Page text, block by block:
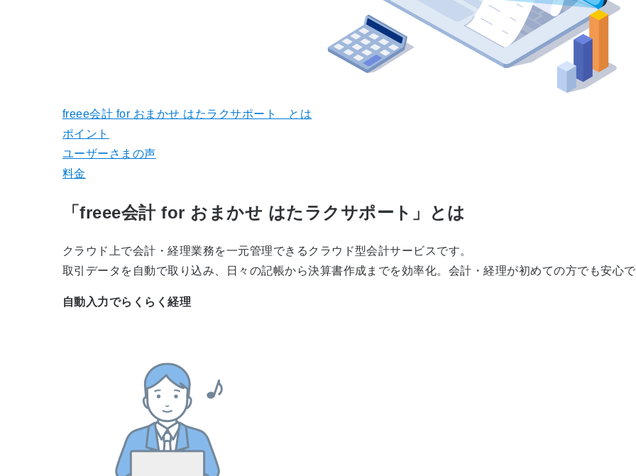
freee会計 for おまかせ はたラクサポート とは
ポイント
ユーザーさまの声
料金
「freee会計 for おまかせ はたラクサポート」とは
クラウド上で会計・経理業務を一元管理できるクラウド型会計サービスです。
取引データを自動で取り込み、日々の記帳から決算書作成までを効率化。会計・経理が初めての方でも安心
自動入力でらくらく経理